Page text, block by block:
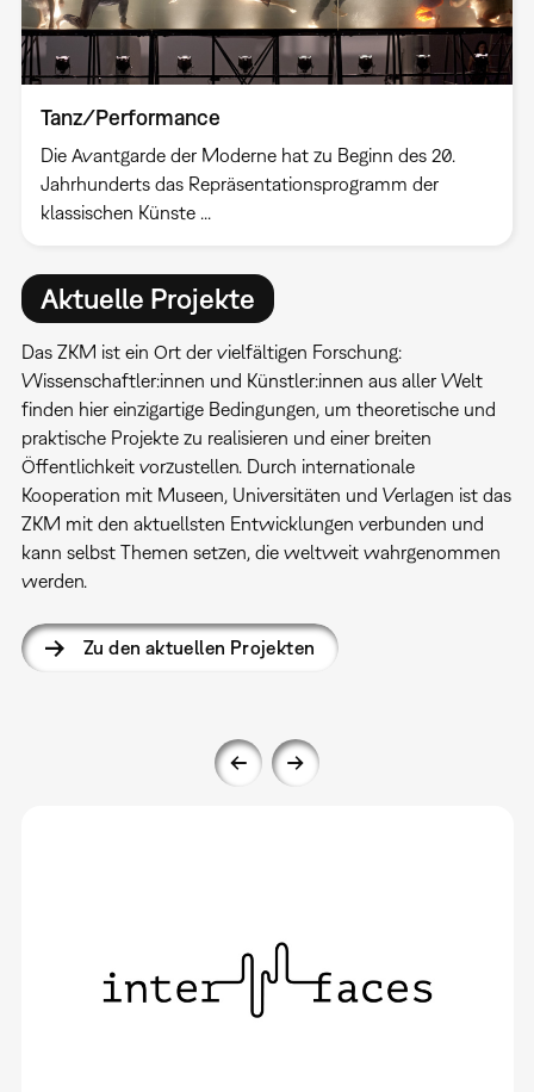
Tanz/Performance
Die Avantgarde der Moderne hat zu Beginn des 20.
Jahrhunderts das Repräsentationsprogramm der
klassischen Künste ...
Aktuelle Projekte
Das ZKM ist ein Ort der vielfältigen Forschung:
Wissenschaftler:innen und Künstler:innen aus aller Welt
finden hier einzigartige Bedingungen, um theoretische und
praktische Projekte zu realisieren und einer breiten
Öffentlichkeit vorzustellen. Durch internationale
Kooperation mit Museen, Universitäten und Verlagen ist das
ZKM mit den aktuellsten Entwicklungen verbunden und
kann selbst Themen setzen, die weltweit wahrgenommen
werden.
Zu den aktuellen Projekten